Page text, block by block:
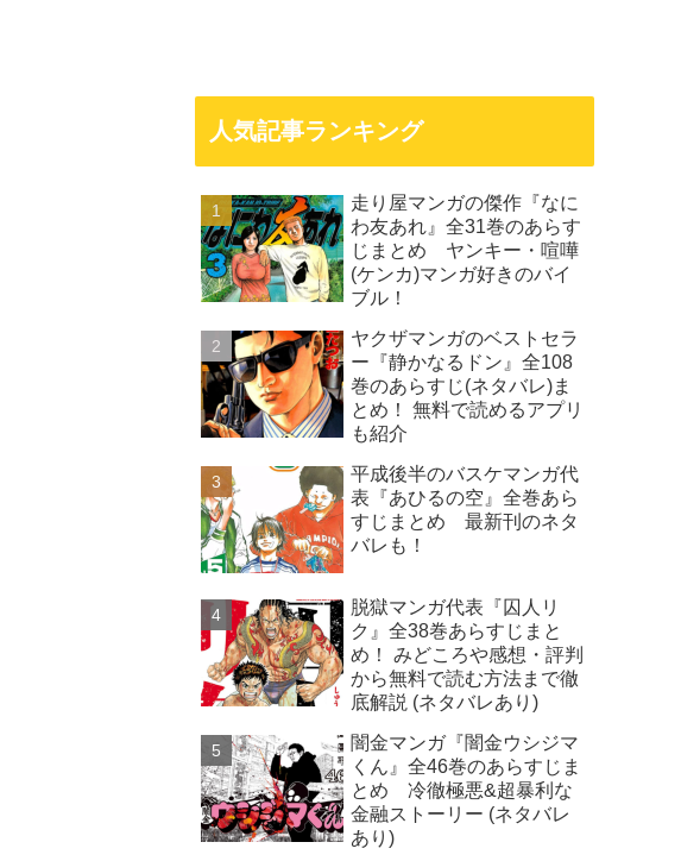
人気記事ランキング
走り屋マンガの傑作『なに
わ友あれ』全31巻のあらす
じまとめ ヤンキー・喧嘩
(ケンカ)マンガ好きのバイ
ブル！
ヤクザマンガのベストセラ
ー『静かなるドン』全108
巻のあらすじ(ネタバレ)ま
とめ！ 無料で読めるアプリ
も紹介
平成後半のバスケマンガ代
表『あひるの空』全巻あら
すじまとめ 最新刊のネタ
バレも！
脱獄マンガ代表『囚人リ
ク』全38巻あらすじまと
め！ みどころや感想・評判
から無料で読む方法まで徹
底解説 (ネタバレあり)
闇金マンガ『闇金ウシジマ
くん』全46巻のあらすじま
とめ 冷徹極悪&超暴利な
金融ストーリー (ネタバレ
あり)